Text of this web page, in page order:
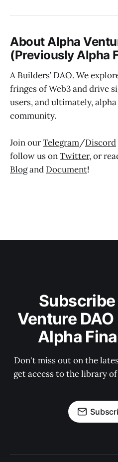
About Alpha
(Previously Alpha
A Builders’ DAO. We
fringes of Web3 and drive
users, and ultimately,
community.
Join ourTelegram/Discord
follow us onTwitter, or
Blogand Document!
Venture
Alpha
Don't miss out on the
get access to the library